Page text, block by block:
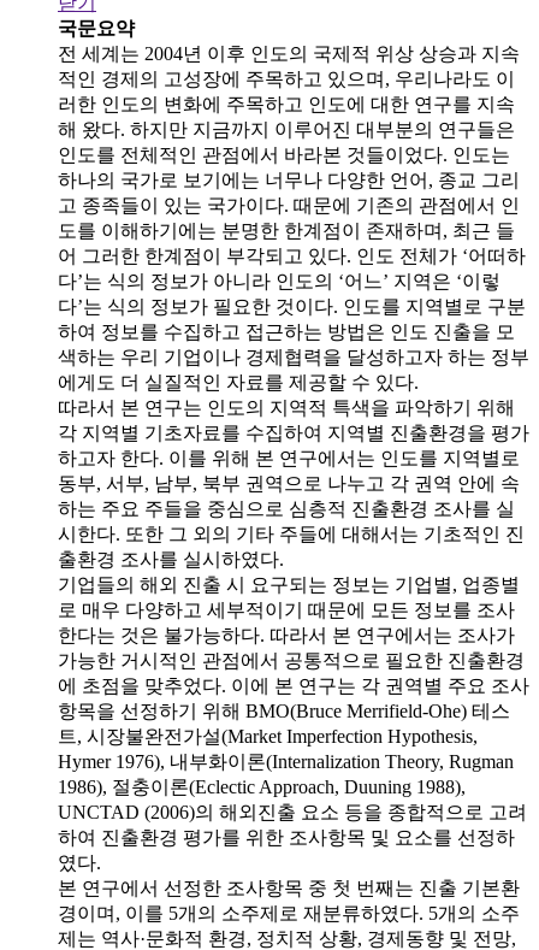
국문요약
전 세계는 2004년 이후 인도의 국제적 위상 상승과 지속
적인 경제의 고성장에 주목하고 있으며, 우리나라도 이
러한 인도의 변화에 주목하고 인도에 대한 연구를 지속
해 왔다. 하지만 지금까지 이루어진 대부분의 연구들은
인도를 전체적인 관점에서 바라본 것들이었다. 인도는
하나의 국가로 보기에는 너무나 다양한 언어, 종교 그리
고 종족들이 있는 국가이다. 때문에 기존의 관점에서 인
도를 이해하기에는 분명한 한계점이 존재하며, 최근 들
어 그러한 한계점이 부각되고 있다. 인도 전체가 ‘어떠하
다’는 식의 정보가 아니라 인도의 ‘어느’ 지역은 ‘이렇
다’는 식의 정보가 필요한 것이다. 인도를 지역별로 구분
하여 정보를 수집하고 접근하는 방법은 인도 진출을 모
색하는 우리 기업이나 경제협력을 달성하고자 하는 정부
에게도 더 실질적인 자료를 제공할 수 있다.
따라서 본 연구는 인도의 지역적 특색을 파악하기 위해
각 지역별 기초자료를 수집하여 지역별 진출환경을 평가
하고자 한다. 이를 위해 본 연구에서는 인도를 지역별로
동부, 서부, 남부, 북부 권역으로 나누고 각 권역 안에 속
하는 주요 주들을 중심으로 심층적 진출환경 조사를 실
시한다. 또한 그 외의 기타 주들에 대해서는 기초적인 진
출환경 조사를 실시하였다.
기업들의 해외 진출 시 요구되는 정보는 기업별, 업종별
로 매우 다양하고 세부적이기 때문에 모든 정보를 조사
한다는 것은 불가능하다. 따라서 본 연구에서는 조사가
가능한 거시적인 관점에서 공통적으로 필요한 진출환경
에 초점을 맞추었다. 이에 본 연구는 각 권역별 주요 조사
항목을 선정하기 위해 BMO(Bruce Merrifield-Ohe) 테스
트, 시장불완전가설(Market Imperfection Hypothesis,
Hymer 1976), 내부화이론(Internalization Theory, Rugman
1986), 절충이론(Eclectic Approach, Duuning 1988),
UNCTAD (2006)의 해외진출 요소 등을 종합적으로 고려
하여 진출환경 평가를 위한 조사항목 및 요소를 선정하
였다.
본 연구에서 선정한 조사항목 중 첫 번째는 진출 기본환
경이며, 이를 5개의 소주제로 재분류하였다. 5개의 소주
제는 역사·문화적 환경, 정치적 상황, 경제동향 및 전망,